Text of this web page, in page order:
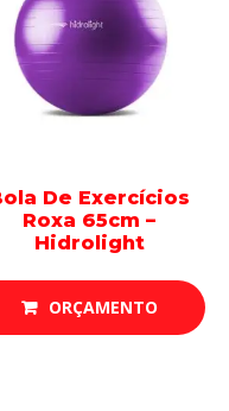
De Exercícios
Roxa 65cm –
Hidrolight
ORÇAMENTO